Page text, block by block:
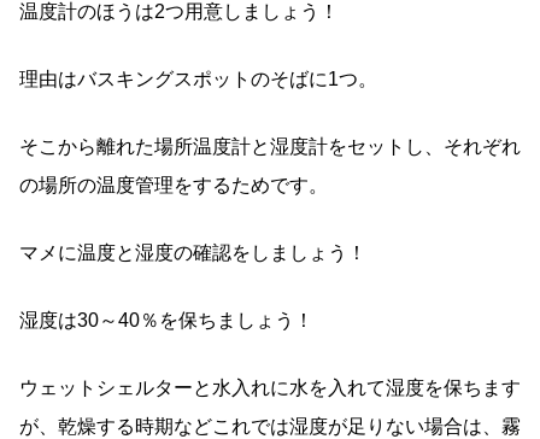
温度計のほうは2つ用意しましょう！
理由はバスキングスポットのそばに1つ。
そこから離れた場所温度計と湿度計をセットし、それぞれ
の場所の温度管理をするためです。
マメに温度と湿度の確認をしましょう！
湿度は30～40％を保ちましょう！
ウェットシェルターと水入れに水を入れて湿度を保ちます
が、乾燥する時期などこれでは湿度が足りない場合は、霧